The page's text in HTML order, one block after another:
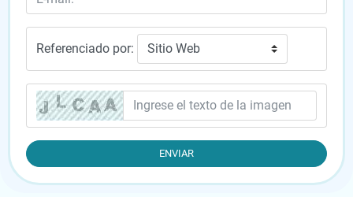
Ataque cardíaco
Epilepsia
Entender la epilepsia infantil
Convulsiones febriles
Crisis asmática
Referenciado por: